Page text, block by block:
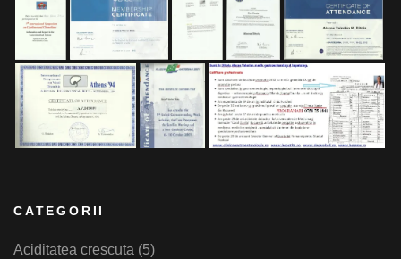
CATEGORII
Aciditatea crescuta (5)